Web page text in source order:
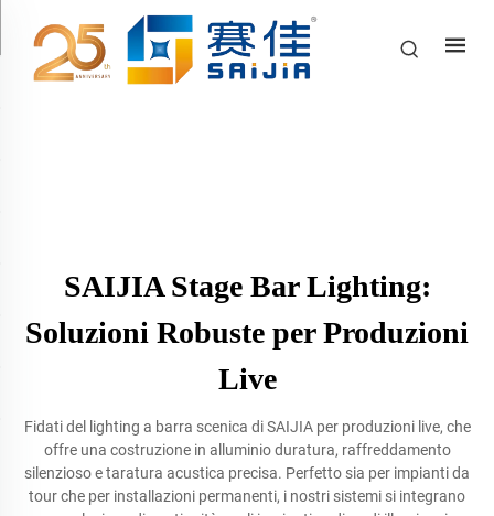
SAIJIA Stage Bar Lighting:
Soluzioni Robuste per Produzioni
Live
Fidati del lighting a barra scenica di SAIJIA per produzioni live, che
offre una costruzione in alluminio duratura, raffreddamento
silenzioso e taratura acustica precisa. Perfetto sia per impianti da
tour che per installazioni permanenti, i nostri sistemi si integrano